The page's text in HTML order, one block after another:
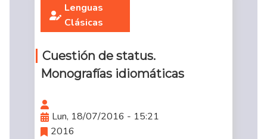
Lenguas
Clásicas
Cuestión de status.
Monografías idiomáticas
Lun, 18/07/2016 - 15:21
2016